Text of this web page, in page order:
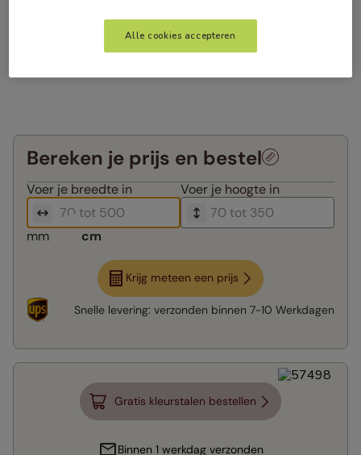
Bereken je prijs en bestel
Voer je breedte in Voer je hoogte in
mm cm
Krijg meteen een prijs
Snelle levering: verzonden binnen 7-10 Werkdagen
Gratis kleurstalen bestellen
Binnen 1 werkdag verzonden
Alle cookies accepteren